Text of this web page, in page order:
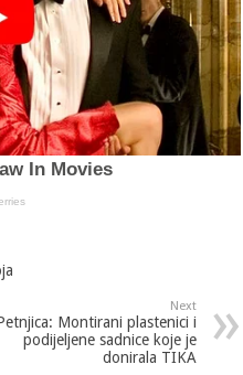
Next
Montirani plastenici i
podijeljene sadnice koje je
donirala TIKA